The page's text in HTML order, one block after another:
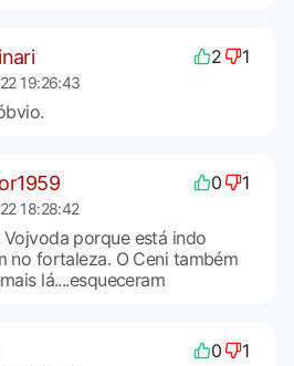
2 1
19:26:43
0 1
18:28:42
Vojvoda porque está indo
no fortaleza. O Ceni também
lá....esqueceram
0 1